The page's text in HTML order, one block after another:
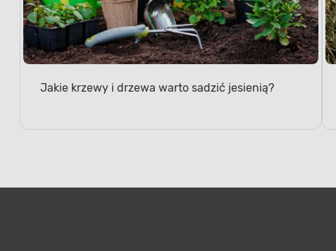
Jakie krzewy i drzewa warto sadzić jesienią?